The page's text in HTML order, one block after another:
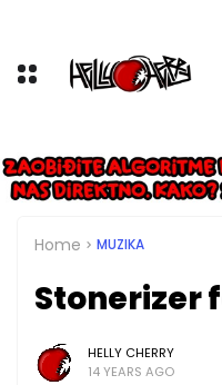
Home MUZIKA
Stonerizer
HELLY CHERRY
14 YEARS AGO